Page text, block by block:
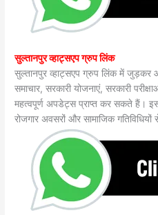
सुल्तानपुर व्हाट्सएप ग्रुप लिंक
सुल्तानपुर व्हाट्सएप ग्रुप लिंक में जुड़कर
समाचार, सरकारी योजनाएं, सरकारी
महत्वपूर्ण अपडेट्स प्राप्त कर सकते हैं।
रोजगार अवसरों और सामाजिक